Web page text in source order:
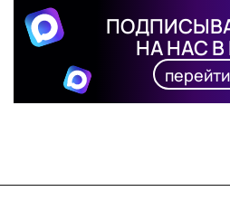
НА НАС В
перейти